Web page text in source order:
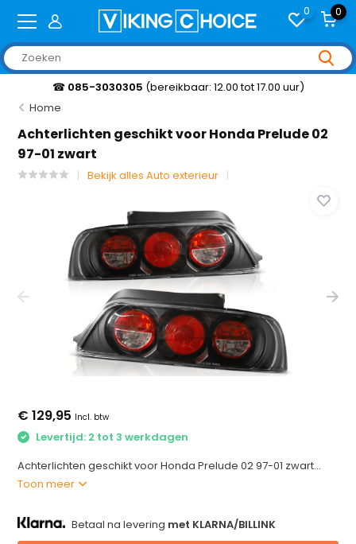
0 0
☎ 085-3030305 (bereikbaar: 12.00 tot 17.00 uur)
Home
Achterlichten geschikt voor Honda Prelude 02
97-01 zwart
Bekijk alles Auto exterieur
€ 129,95 Incl. btw
Levertijd: 2 tot 3 werkdagen
Achterlichten geschikt voor Honda Prelude 02 97-01 zwart...
Toon meer
Betaal na levering met KLARNA/BILLINK